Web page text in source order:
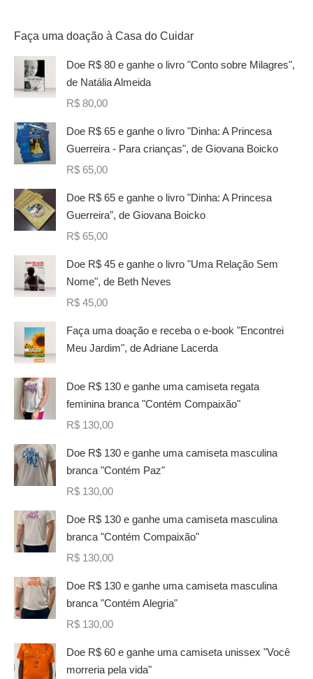
Faça uma doação à Casa do Cuidar
Doe R$ 80 e ganhe o livro "Conto sobre Milagres",
de Natália Almeida
R$ 80,00
Doe R$ 65 e ganhe o livro "Dinha: A Princesa
Guerreira - Para crianças", de Giovana Boicko
R$ 65,00
Doe R$ 65 e ganhe o livro "Dinha: A Princesa
Guerreira", de Giovana Boicko
R$ 65,00
Doe R$ 45 e ganhe o livro "Uma Relação Sem
Nome", de Beth Neves
R$ 45,00
Faça uma doação e receba o e-book "Encontrei
Meu Jardim", de Adriane Lacerda
Doe R$ 130 e ganhe uma camiseta regata
feminina branca "Contém Compaixão"
R$ 130,00
Doe R$ 130 e ganhe uma camiseta masculina
branca "Contém Paz"
R$ 130,00
Doe R$ 130 e ganhe uma camiseta masculina
branca "Contém Compaixão"
R$ 130,00
Doe R$ 130 e ganhe uma camiseta masculina
branca "Contém Alegria"
R$ 130,00
Doe R$ 60 e ganhe uma camiseta unissex "Você
morreria pela vida"